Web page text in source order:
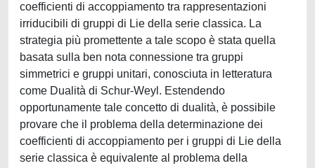
coefficienti di accoppiamento tra rappresentazioni
irriducibili di gruppi di Lie della serie classica. La
strategia più promettente a tale scopo è stata quella
basata sulla ben nota connessione tra gruppi
simmetrici e gruppi unitari, conosciuta in letteratura
come Dualità di Schur-Weyl. Estendendo
opportunamente tale concetto di dualità, è possibile
provare che il problema della determinazione dei
coefficienti di accoppiamento per i gruppi di Lie della
serie classica è equivalente al problema della